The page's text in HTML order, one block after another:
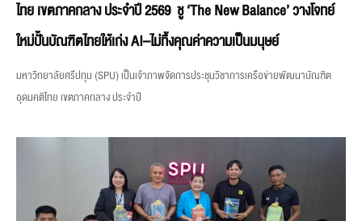
ไทย เขตภาคกลาง ประจำปี 2569 ชู ‘The New Balance’ วางโจทย์
ใหม่ปั้นบัณฑิตไทยให้เก่ง AI–ไม่ทิ้งคุณค่าความเป็นมนุษย์
มหาวิทยาลัยศรีปทุม (SPU) เป็นเจ้าภาพจัดการประชุมวิชาการเครือข่ายพัฒนาบัณฑิต
อุดมคติไทย เขตภาคกลาง ประจำปี